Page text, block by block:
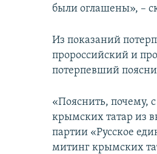
были оглашены», –
Из показаний
пророссийский и
потерпевший
«Пояснить, почему,
крымских татар из
партии «Русское
митинг крымских